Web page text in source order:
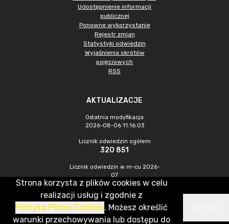
Udostępnienie informacji
publicznej
Ponowne wykorzystanie
Rejestr zmian
Statystyki odwiedzin
Wyjaśnienia skrótów
pojęciowych
RSS
AKTUALIZACJE
Ostatnia modyfikacja
2026-08-06 11:16:03
Licznik odwiedzin ogółem
320 851
Licznik odwiedzin w m-cu 2026-
07
910
CMS & Hosting: Nefeni Sp. z o.o.
Strona korzysta z plików cookies w celu
realizacji usług i zgodnie z
Polityką Plików Cookies. Możesz określić
warunki przechowywania lub dostępu do